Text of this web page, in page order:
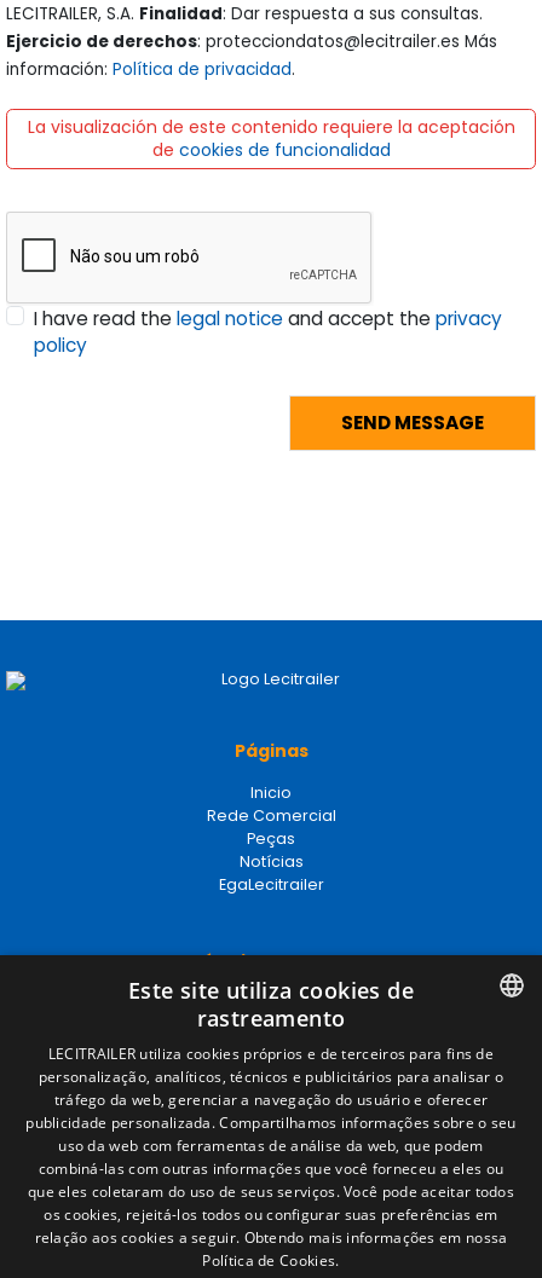
LECITRAILER, S.A. Finalidad: Dar respuesta a sus consultas.
Ejercicio de derechos: protecciondatos@lecitrailer.es Más
información: Política de privacidad.
La visualización de este contenido requiere la aceptación
de cookies de funcionalidad
I have read thelegal noticeand accept theprivacy
policy
Páginas
Inicio
Rede Comercial
Peças
Notícias
EgaLecitrailer
Términos legales
Aviso legal
Política de privacidade
Política de cookies
Condições Gerais de Venda
Gerenciar cookies
Contacto
Camino de los Huertos, S/N. Apdo 100
50620 - Casetas (Zaragoza) SPAIN
SPANISH
ENGLISH
FRENCH
ITALIAN
PORTUGUESE
Este site utiliza cookies de
rastreamento
LECITRAILER utiliza cookies próprios e de terceiros para fins de
personalização, analíticos, técnicos e publicitários para analisar o
tráfego da web, gerenciar a navegação do usuário e oferecer
publicidade personalizada. Compartilhamos informações sobre o seu
uso da web com ferramentas de análise da web, que podem
combiná-las com outras informações que você forneceu a eles ou
que eles coletaram do uso de seus serviços. Você pode aceitar todos
os cookies, rejeitá-los todos ou configurar suas preferências em
relação aos cookies a seguir. Obtendo mais informações em nossa
Política de Cookies.